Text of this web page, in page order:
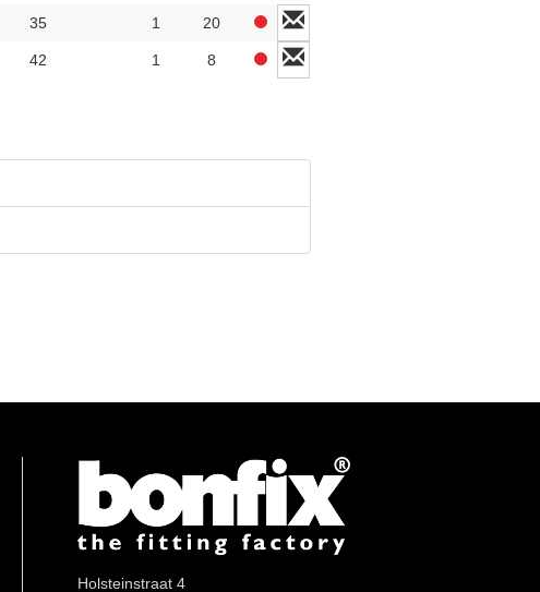
35 1 20
42 1 8
Holsteinstraat 4